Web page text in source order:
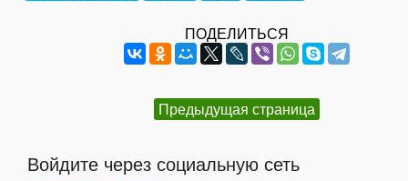
ПОДЕЛИТЬСЯ
Предыдущая страница
Войдите через социальную сеть